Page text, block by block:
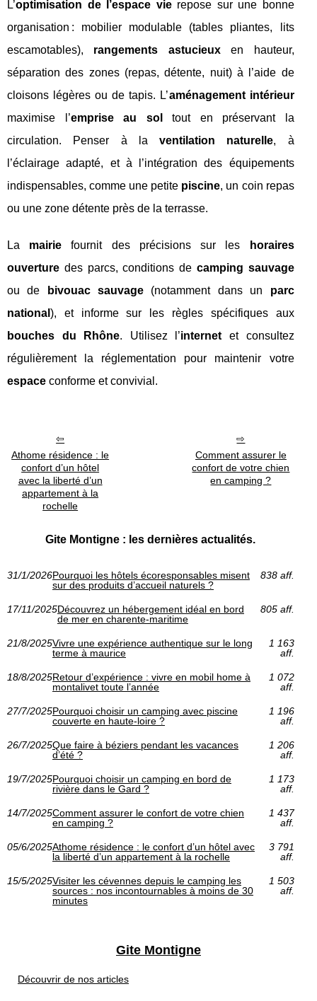
L’optimisation de l’espace vierepose sur une bonne
organisation : mobilier modulable (tables pliantes, lits
escamotables), rangements astucieuxen hauteur,
séparation des zones (repas, détente, nuit) à l’aide de
cloisons légères ou de tapis. L’aménagement intérieur
maximise l’emprise au sol
tout en préservant la
circulation. Penser à laventilation naturelle, à
l’éclairage adapté, et à l’intégration des équipements
indispensables, comme une petite piscine, un coin repas
ou une zone détente près de la terrasse.
La mairie fournit des précisions sur les
horaires
ouverture des parcs, conditions de camping sauvage
ou de
bivouac sauvage (notamment dans un parc
national ), et informe sur les règles spécifiques aux
bouches du Rhône. Utilisez l’internet et consultez
régulièrement la réglementation pour maintenir votre
espace conforme et convivial.
Athome résidence : le
confort d’un hôtel
avec la liberté d’un
appartement à la
rochelle
Comment assurer le
confort de votre chien
en camping ?
Gite Montigne : les dernières actualités.
31/1/2026Pourquoi les hôtels écoresponsables misent
sur des produits d’accueil naturels ?
838 aff.
17/11/2025Découvrez un hébergement idéal en bord
de mer en charente-maritime
805 aff.
21/8/2025Vivre une expérience authentique sur le long
terme à maurice
1 163
aff.
18/8/2025Retour d’expérience : vivre en mobil home à
montalivet toute l’année
1 072
aff.
27/7/2025Pourquoi choisir un camping avec piscine
couverte en haute-loire ?
1 196
aff.
26/7/2025Que faire à béziers pendant les vacances
d’été ?
1 206
aff.
19/7/2025Pourquoi choisir un camping en bord de
rivière dans le Gard ?
1 173
aff.
14/7/2025Comment assurer le confort de votre chien
en camping ?
1 437
aff.
05/6/2025Athome résidence : le confort d’un hôtel avec
la liberté d’un appartement à la rochelle
3 791
aff.
15/5/2025Visiter les cévennes depuis le camping les
sources : nos incontournables à moins de 30
minutes
1 503
aff.
Gite Montigne
Découvrir de nos articles